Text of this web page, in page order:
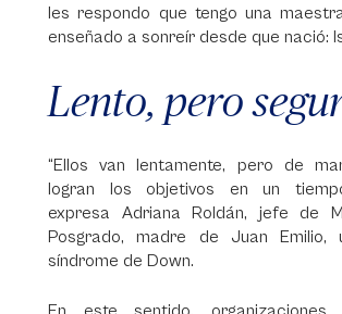
les respondo que tengo una
enseñado a sonreír desde que nació:
Lento, pero
“Ellos van lentamente, pero de
logran los objetivos en un
expresa Adriana Roldán, jefe de
Posgrado, madre de Juan Emilio,
síndrome de Down.